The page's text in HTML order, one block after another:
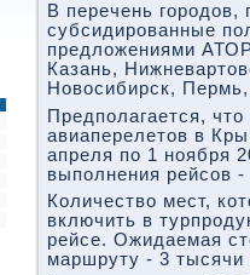
В перечень
субсидированные
предложениями
Казань,
Новосибирск,
Предполагается,
авиаперелетов в
апреля по 1 ноября
выполнения рейсов
Количество мест,
включить в
рейсе. Ожидаемая
маршруту - 3 тысячи